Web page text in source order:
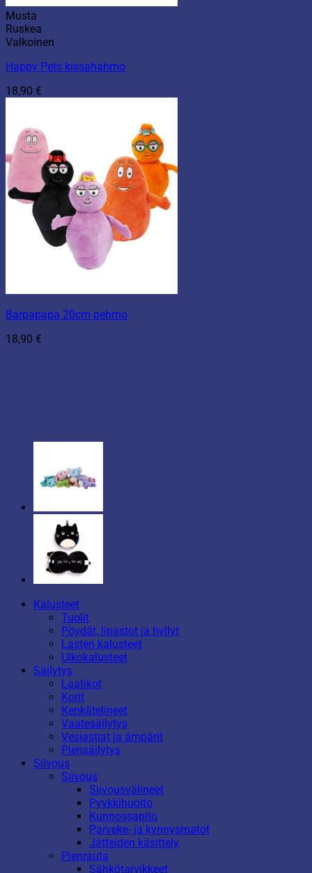
Musta
Ruskea
Valkoinen
Happy Pets kissahahmo
18,90 €
Barpapapa 20cm pehmo
18,90 €
Kalusteet
Tuolit
Pöydät, lipastot ja hyllyt
Lasten kalusteet
Ulkokalusteet
Säilytys
Laatikot
Korit
Kenkätelineet
Vaatesäilytys
Vesiastiat ja ämpärit
Piensäilytys
Siivous
Siivous
Siivousvälineet
Pyykkihuolto
Kunnossapito
Parveke- ja kynnysmatot
Jätteiden käsittely
Pienrauta
Sähkötarvikkeet